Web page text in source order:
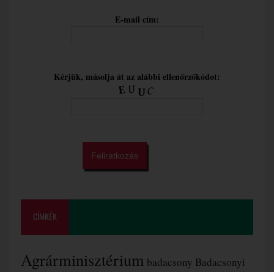
E-mail cím:
Kérjük, másolja át az alábbi ellenőrzőkódot:
CÍMKÉK
Agrárminisztérium badacsony Badacsonyi